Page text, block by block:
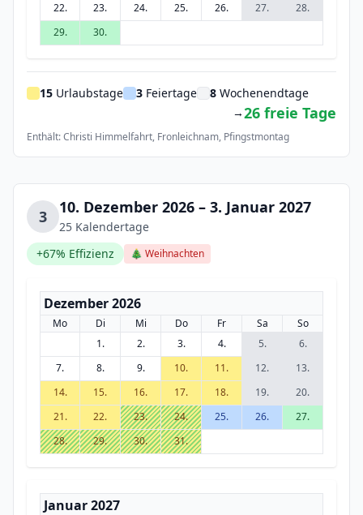
22.
23. 24. 25. 26. 27.
28.
29.
30.
15 Urlaubstage 3 Feiertage 8 Wochenendtage
→26 freie Tage
Enthält: Christi Himmelfahrt, Fronleichnam, Pfingstmontag
3 10. Dezember 2026 – 3. Januar 2027
25 Kalendertage
+67% Effizienz
🎄 Weihnachten
Dezember 2026
Mo Di Mi Do Fr Sa
So
1.
2. 3. 4. 5.
6.
7.
8. 9. 10. 11. 12.
13.
14.
15. 16. 17. 18. 19.
20.
21.
22. 23. 24. 25. 26.
27.
28.
29. 30. 31.
Januar 2027